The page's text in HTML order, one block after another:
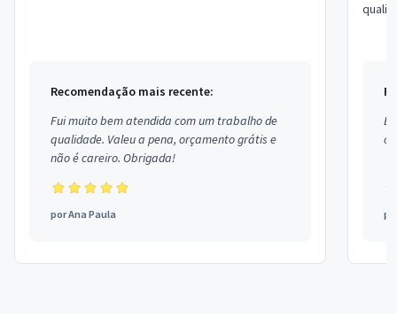
Recomendação mais recente:
Fui muito bem atendida com um trabalho de
qualidade. Valeu a pena, orçamento grátis e
não é careiro. Obrigada!
porAna Paula